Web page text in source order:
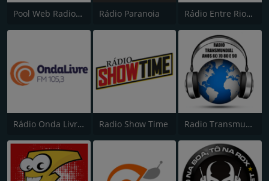
Pool Web Radio "Energia no Ar" Rádio Paranoia Rádio Entre Rios FM 104.9
Rádio Onda Livre FM 105.3 Radio Show Time Radio Transmundial 60 70 80 e 90